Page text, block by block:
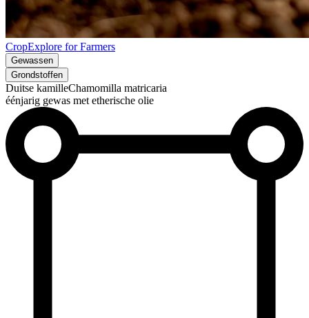
CropExplore for Farmers
Gewassen
Grondstoffen
Duitse kamilleChamomilla matricaria
éénjarig gewas met etherische olie